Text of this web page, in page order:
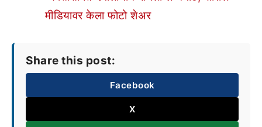
मीडियावर केला फोटो शेअर
Share this post:
Facebook
X